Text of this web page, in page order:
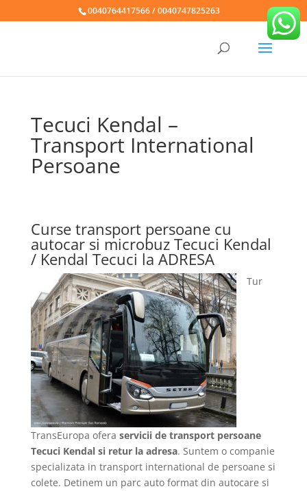
0040764417566 / 0040747825263
Tecuci Kendal –
Transport International
Persoane
Curse transport persoane cu
autocar si microbuz Tecuci Kendal
/ Kendal Tecuci la ADRESA
Tur
TransEuropa ofera servicii de transport persoane
Tecuci Kendal si retur la adresa. Suntem o companie
specializata in transport international de persoane si
colete. Detinem un parc auto format din autocare si